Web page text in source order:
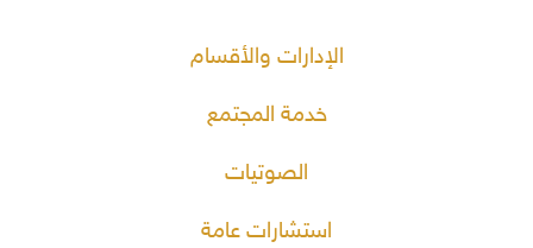
الإدارات والأقسام
خدمة المجتمع
الصوتيات
استشارات عامة